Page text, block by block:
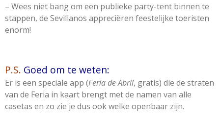
– Wees niet bang om een publieke party-tent binnen te
stappen, de Sevillanos appreciëren feestelijke toeristen
enorm!
P.S. Goed om te weten:
Er is een speciale app (Feria de Abril, gratis) die de straten
van de Feria in kaart brengt met de namen van alle
casetas en zo zie je dus ook welke openbaar zijn.